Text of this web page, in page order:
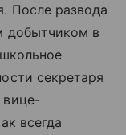
После развода
добытчиком в
секретаря
всегда